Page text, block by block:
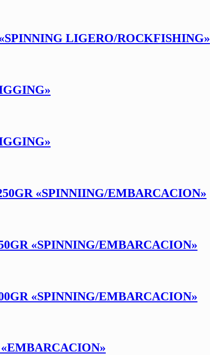
LIGERO/ROCKFISHING»
«SPINNIING/EMBARCACION»
«SPINNING/EMBARCACION»
«SPINNING/EMBARCACION»